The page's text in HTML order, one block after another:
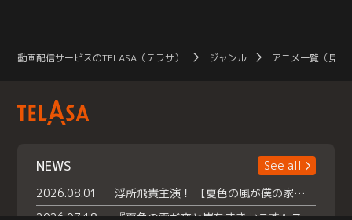
動画配信サービスのTELASA（テラサ） ジャンル アニメ一覧（見放
NEWS
See all
2026.08.01
浮所飛貴主演！ 【夏色の風が僕の家にやってきた】 本日よりテラサで独占配信スタート！